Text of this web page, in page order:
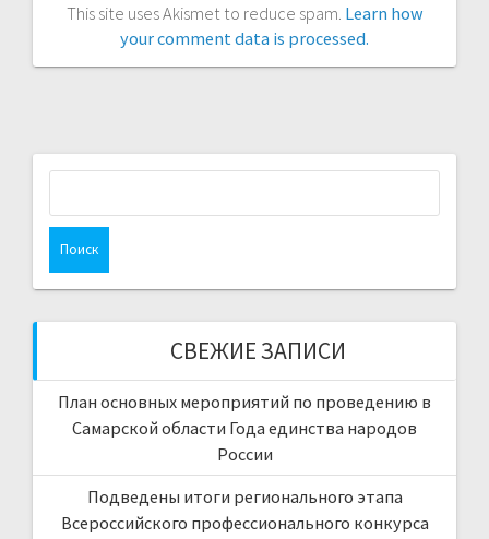
This site uses Akismet to reduce spam. Learn how
your comment data is processed.
СВЕЖИЕ ЗАПИСИ
План основных мероприятий по проведению в
Самарской области Года единства народов
России
Подведены итоги регионального этапа
Всероссийского профессионального конкурса